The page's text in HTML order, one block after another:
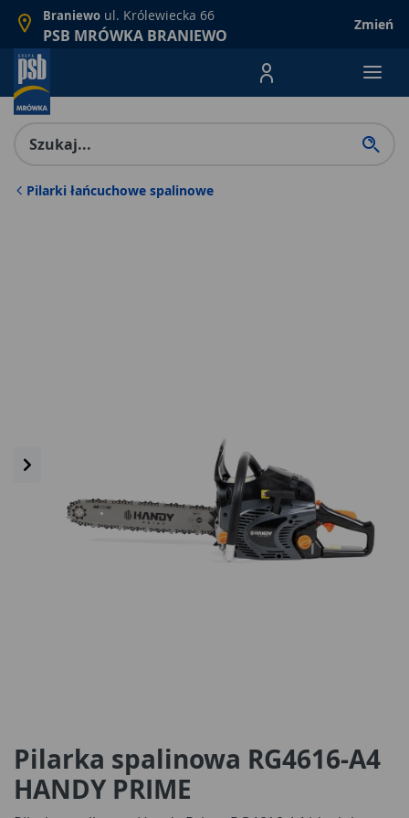
Braniewo ul. Królewiecka 66
PSB MRÓWKA BRANIEWO
Zmień
Menu Produktów,
Pilarki łańcuchowe spalinowe
Pilarka spalinowa RG4616-A4
HANDY PRIME